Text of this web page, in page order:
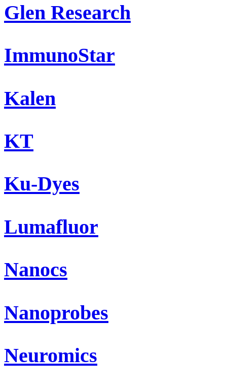
Glen Research
ImmunoStar
Kalen
KT
Ku-Dyes
Lumafluor
Nanocs
Nanoprobes
Neuromics